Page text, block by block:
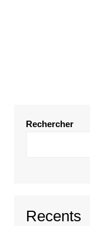
Rechercher
Recents